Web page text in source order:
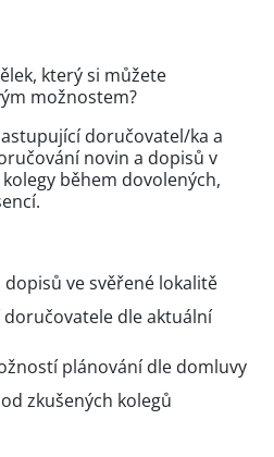
který si můžete
možnostem?
doručovatel/ka a
novin a dopisů v
během dovolených,
ve svěřené lokalitě
dle aktuální
plánování dle domluvy
zkušených kolegů